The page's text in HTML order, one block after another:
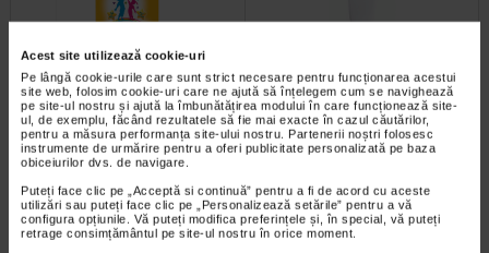
Acest site utilizează cookie-uri
Pe lângă cookie-urile care sunt strict necesare pentru funcționarea acestui
site web, folosim cookie-uri care ne ajută să înțelegem cum se navighează
pe site-ul nostru și ajută la îmbunătățirea modului în care funcționează site-
ul, de exemplu, făcând rezultatele să fie mai exacte în cazul căutărilor,
pentru a măsura performanța site-ului nostru. Partenerii noștri folosesc
instrumente de urmărire pentru a oferi publicitate personalizată pe baza
obiceiurilor dvs. de navigare.
Puteți face clic pe „Acceptă si continuă” pentru a fi de acord cu aceste
utilizări sau puteți face clic pe „Personalizează setările” pentru a vă
configura opțiunile. Vă puteți modifica preferințele și, în special, vă puteți
retrage consimțământul pe site-ul nostru în orice moment.
Vita-Stelute, 60 jeleuri,
NATURALIS
Naturalis Vita-Stelute jeleuri este
un supliment alimentar vegan, sub
HartMann Veroval febra 2 in 1
termometru cu infrarosu
Termometrul cu infrarosu HartMann